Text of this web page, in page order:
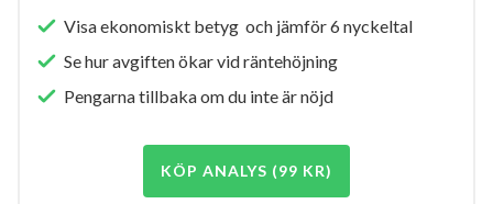
Visa ekonomiskt betyg och jämför 6 nyckeltal
Se hur avgiften ökar vid räntehöjning
Pengarna tillbaka om du inte är nöjd
KÖP ANALYS (99 KR)